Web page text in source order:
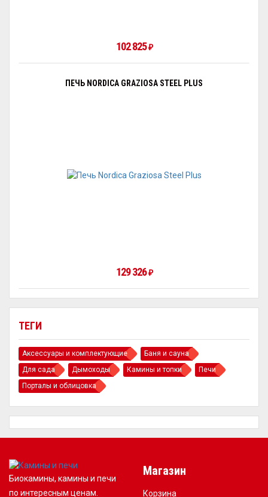
ТЕГИ
Аксессуары и комплектующие
Баня и сауна
Для сада
Дымоходы Камины и топки
Печи
Порталы и облицовка
102 825 ₽
ПЕЧЬ NORDICA GRAZIOSA STEEL PLUS
129 326 ₽
Биокамины, камины и печи
по интересным ценам.
Магазин
Корзина